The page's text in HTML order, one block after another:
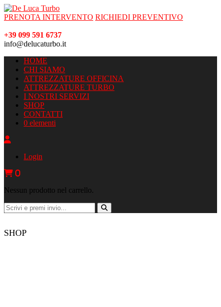
PRENOTA INTERVENTO RICHIEDI PREVENTIVO
+39 099 591 6737
info@delucaturbo.it
HOME
CHI SIAMO
ATTREZZATURE OFFICINA
ATTREZZATURE TURBO
I NOSTRI SERVIZI
SHOP
CONTATTI
0 elementi
Login
0
Nessun prodotto nel carrello.
SHOP